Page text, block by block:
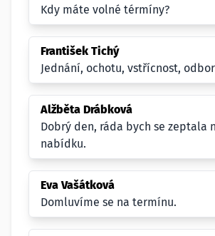
Kdy máte volné térmíny?
František Tichý
Jednání, ochotu, vstřícnost,
Alžběta Drábková
Dobrý den, ráda bych se zeptala
nabídku.
Eva Vašátková
Domluvíme se na termínu.